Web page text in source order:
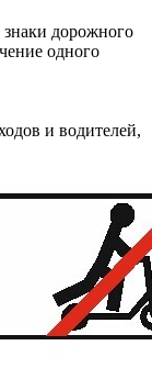
дорожного
одного
и водителей,